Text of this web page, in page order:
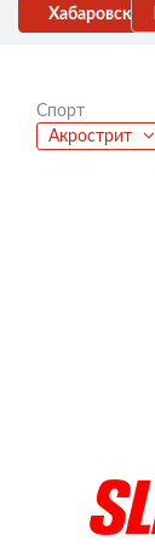
Хабаровск
Спорт
Акрострит